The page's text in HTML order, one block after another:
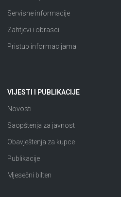
Servisne informacije
Zahtjevi i obrasci
Pristup informacijama
VIJESTI I PUBLIKACIJE
Novosti
Saopštenja za javnost
Obavještenja za kupce
Publikacije
Mjesečni bilten